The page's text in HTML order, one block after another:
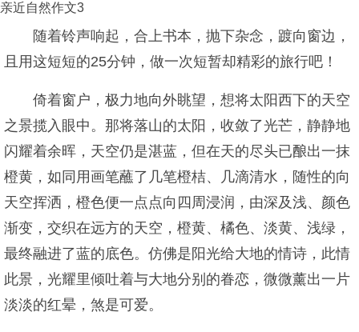
亲近自然作文3
随着铃声响起，合上书本，抛下杂念，踱向窗边，
且用这短短的25分钟，做一次短暂却精彩的旅行吧！
倚着窗户，极力地向外眺望，想将太阳西下的天空
之景揽入眼中。那将落山的太阳，收敛了光芒，静静地
闪耀着余晖，天空仍是湛蓝，但在天的尽头已酿出一抹
橙黄，如同用画笔蘸了几笔橙桔、几滴清水，随性的向
天空挥洒，橙色便一点点向四周浸润，由深及浅、颜色
渐变，交织在远方的天空，橙黄、橘色、淡黄、浅绿，
最终融进了蓝的底色。仿佛是阳光给大地的情诗，此情
此景，光耀里倾吐着与大地分别的眷恋，微微薰出一片
淡淡的红晕，煞是可爱。